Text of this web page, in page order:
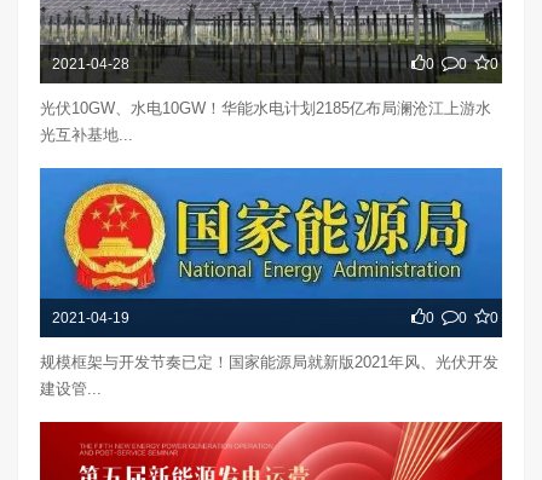
2021-04-28 0 0 0
光伏10GW、水电10GW！华能水电计划2185亿布局澜沧江上游水
光互补基地...
2021-04-19 0 0 0
规模框架与开发节奏已定！国家能源局就新版2021年风、光伏开发
建设管...